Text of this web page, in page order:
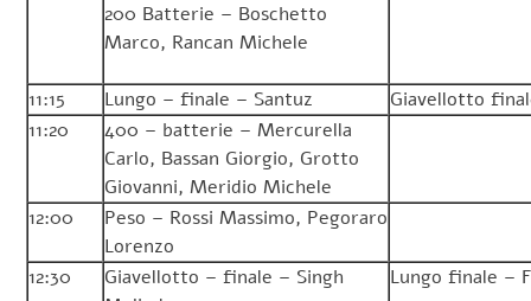
200 Batterie – Boschetto
Marco, Rancan Michele
11:15 Lungo – finale – Santuz
Giavellotto
11:20
400 – batterie – Mercurella
Carlo, Bassan Giorgio, Grotto
Giovanni, Meridio Michele
12:00
Peso – Rossi Massimo, Pegoraro
Lorenzo
12:30
Giavellotto – finale – Singh
Lungo finale –